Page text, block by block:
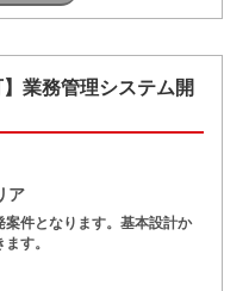
業務管理システム開
ア
件となります。基本設計か
す。